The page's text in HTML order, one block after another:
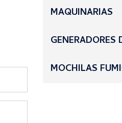
MAQUINARIAS
GENERADORES
MOCHILAS